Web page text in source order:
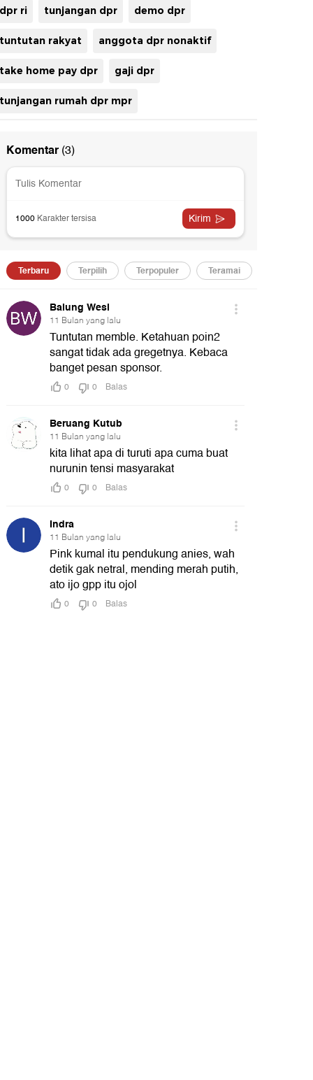
dpr ri tunjangan dpr demo dpr
tuntutan rakyat anggota dpr nonaktif
take home pay dpr gaji dpr
tunjangan rumah dpr mpr